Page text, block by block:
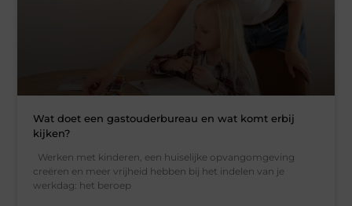
Wat doet een gastouderbureau en wat komt erbij
kijken?
Werken met kinderen, een huiselijke opvangomgeving
creëren en meer vrijheid hebben bij het indelen van je
werkdag: het beroep